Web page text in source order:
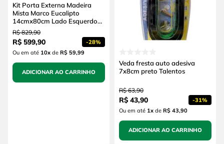
Kit Porta Externa Madeira
Mista Marco Eucalipto
14cmx80cm Lado Esquerdo
Grantok
R$ 829,90
R$ 599,90 -28%
Ou em até 10xde R$ 59,99
ADICIONAR AO CARRINHO
Veda fresta auto adesiva
7x8cm preto Talentos
R$ 63,90
R$ 43,90 -31%
Ou em até 1xde R$ 43,90
ADICIONAR AO CARRINHO